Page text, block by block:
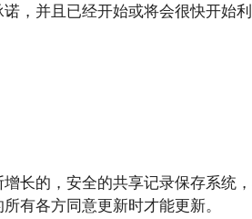
，并且已经开始或将会很快开始
长的，安全的共享记录保存系统
有各方同意更新时才能更新。